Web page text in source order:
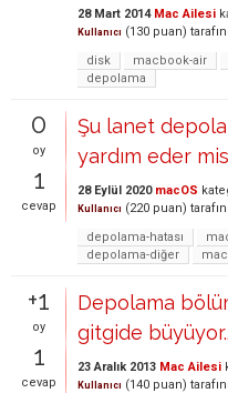
28 Mart 2014 Mac Ailesi
Kullanıcı (130 puan)
disk
macbook-air
depolama
0
oy
1
cevap
Şu lanet
yardım eder
28 Eylül 2020 macOS
Kullanıcı (220 puan)
depolama-hatası
depolama-diğer
+1
oy
1
cevap
Depolama
gitgide büyüyor..
23 Aralık 2013 Mac Ailesi
Kullanıcı (140 puan)